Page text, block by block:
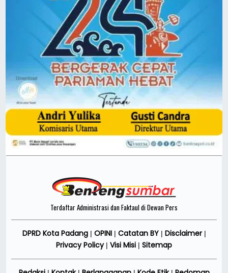
Terdaftar Administrasi dan Faktaul di Dewan Pers
DPRD Kota Padang| OPINI| Catatan BY| Disclaimer|
Privacy Policy| Visi Misi | Sitemap